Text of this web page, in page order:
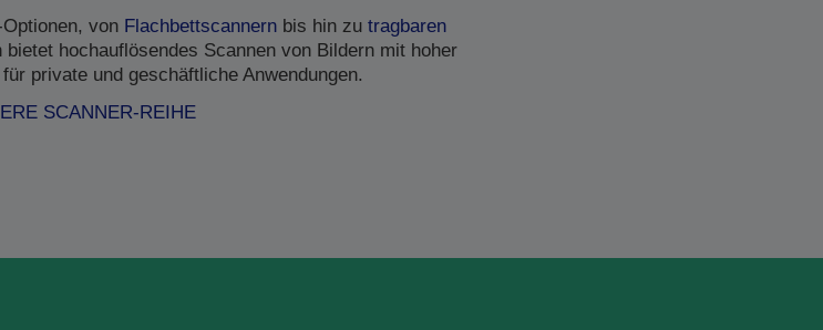
von Flachbettscannern bis hin zutragbaren
bietet hochauflösendes Scannen von Bildern mit hoher
private und geschäftliche Anwendungen.
SCANNER-REIHE